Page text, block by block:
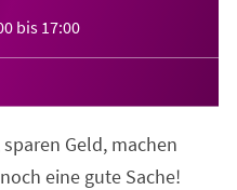
bis 17:00
Geld, machen
eine gute Sache!